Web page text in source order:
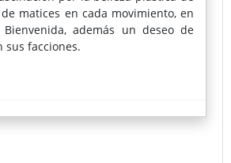
matices en cada movimiento, en
además un deseo de
facciones.